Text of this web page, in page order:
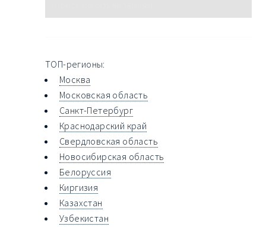
ТОП-регионы:
Москва
Московская область
Санкт-Петербург
Краснодарский край
Свердловская область
Новосибирская область
Белоруссия
Киргизия
Казахстан
Узбекистан